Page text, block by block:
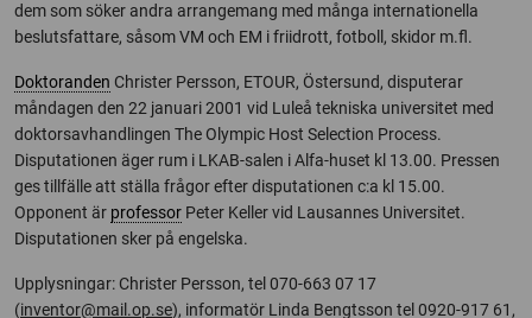
dem som söker andra arrangemang med många internationella
beslutsfattare, såsom VM och EM i friidrott, fotboll, skidor m.fl.
Doktoranden Christer Persson, ETOUR, Östersund, disputerar
måndagen den 22 januari 2001 vid Luleå tekniska universitet med
doktorsavhandlingen The Olympic Host Selection Process.
Disputationen äger rum i LKAB-salen i Alfa-huset kl 13.00. Pressen
ges tillfälle att ställa frågor efter disputationen c:a kl 15.00.
Opponent är professor Peter Keller vid Lausannes Universitet.
Disputationen sker på engelska.
Upplysningar: Christer Persson, tel 070-663 07 17
(inventor@mail.op.se), informatör Linda Bengtsson tel 0920-917 61,